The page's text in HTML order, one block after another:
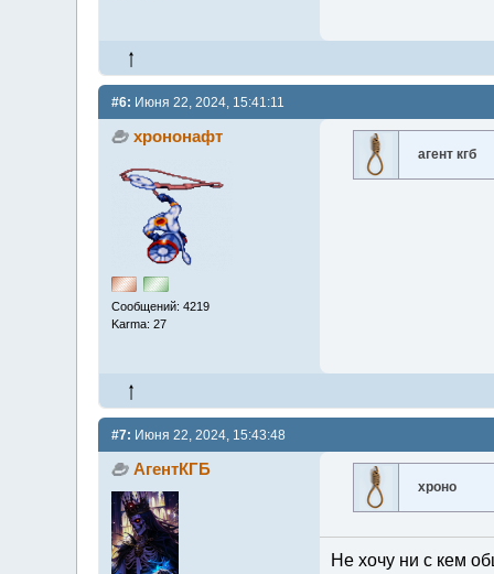
#6: Июня 22, 2024, 15:41:11
хрононафт
Сообщений: 4219
Karma: 27
агент кгб
#7: Июня 22, 2024, 15:43:48
АгентКГБ
хроно
Не хочу ни с кем